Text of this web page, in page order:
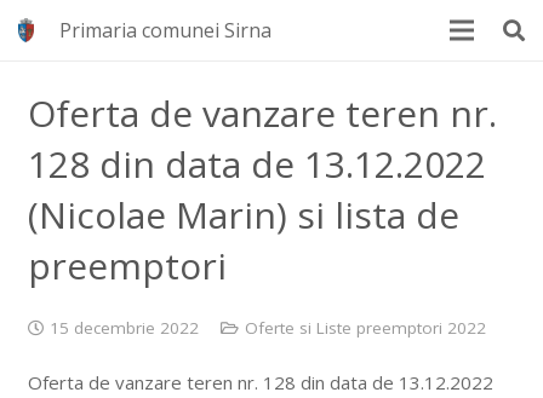
Primaria comunei Sirna
Oferta de vanzare teren nr.
128 din data de 13.12.2022
(Nicolae Marin) si lista de
preemptori
15 decembrie 2022 Oferte si Liste preemptori 2022
Oferta de vanzare teren nr. 128 din data de 13.12.2022